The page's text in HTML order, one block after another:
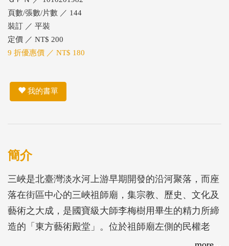
頁數/張數/片數 ／ 144
裝訂 ／ 平裝
定價 ／ NT$ 200
9 折優惠價 ／ NT$ 180
我的書單
簡介
三峽是北臺灣淡水河上游早期開發的沿河聚落，而座
落在街區中心的三峽祖師廟，集宗教、歷史、文化及
藝術之大成，是國寶級大師李梅樹用畢生的精力所締
造的「東方藝術殿堂」。位於祖師廟左側的民權老
街，曾以經營藍染布店、茶葉，成為當時最熱鬧的街